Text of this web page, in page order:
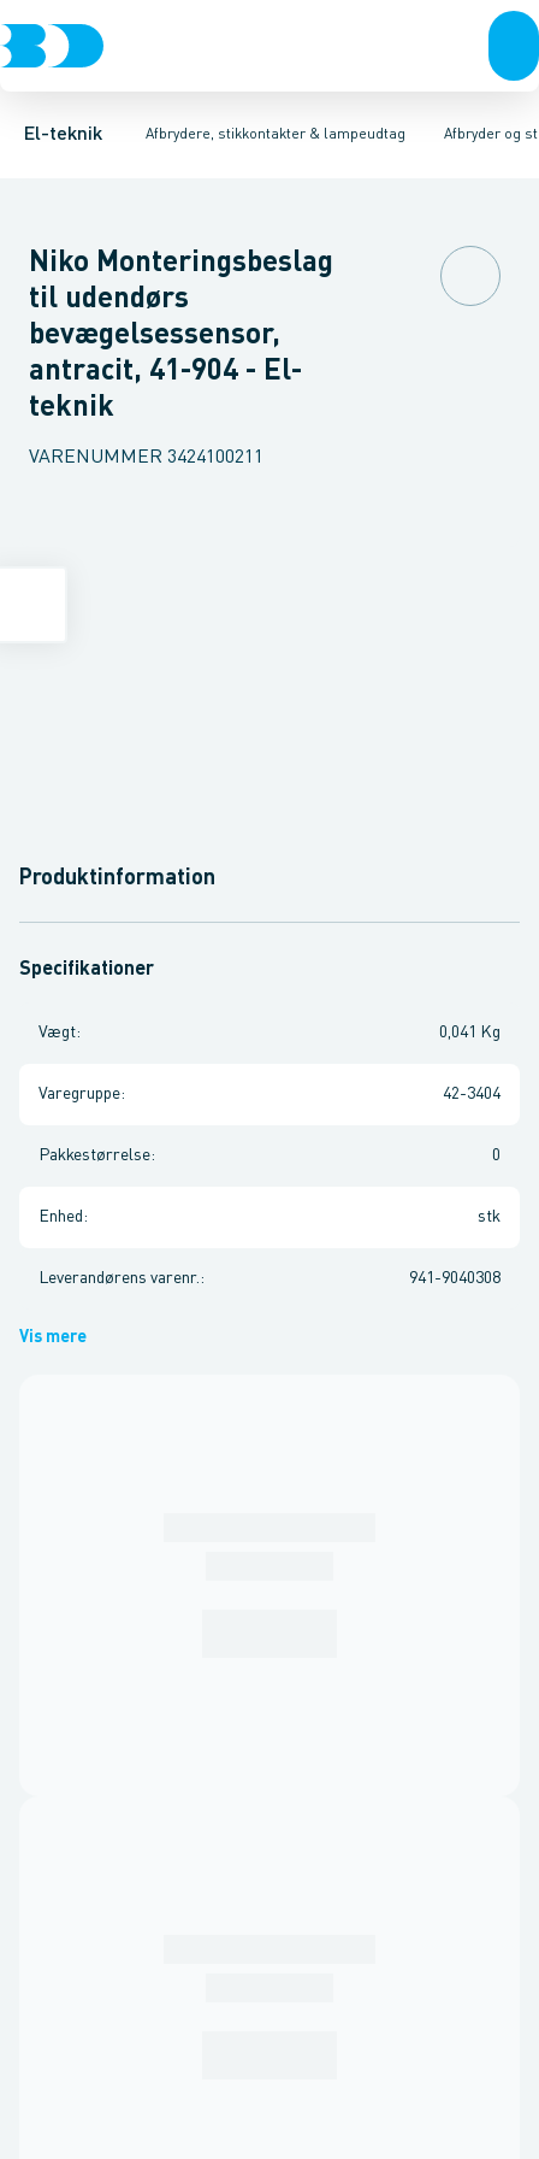
El-teknik Afbrydere, stikkontakter & lampeudtag
Afbrydere, stikkontakter & lampeudtagForgreningsmateriel
Afbryder og
Afbryder og stikdåsemateriel
Afbryder og stikkontakt kombinationInstallationsafbryder
Niko Monteringsbeslag
til udendørs
bevægelsessensor,
antracit, 41-904 - El-
teknik
VARENUMMER 3424100211
Produktinformation
Specifikationer
Vægt: 0,041 Kg
Varegruppe: 42-3404
Pakkestørrelse: 0
Enhed : stk
Leverandørens varenr. : 941-9040308
Vis mere